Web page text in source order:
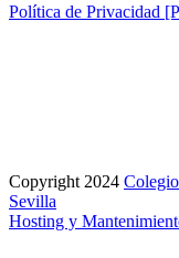
Política de Privacidad
Copyright 2024
Sevilla
Hosting y